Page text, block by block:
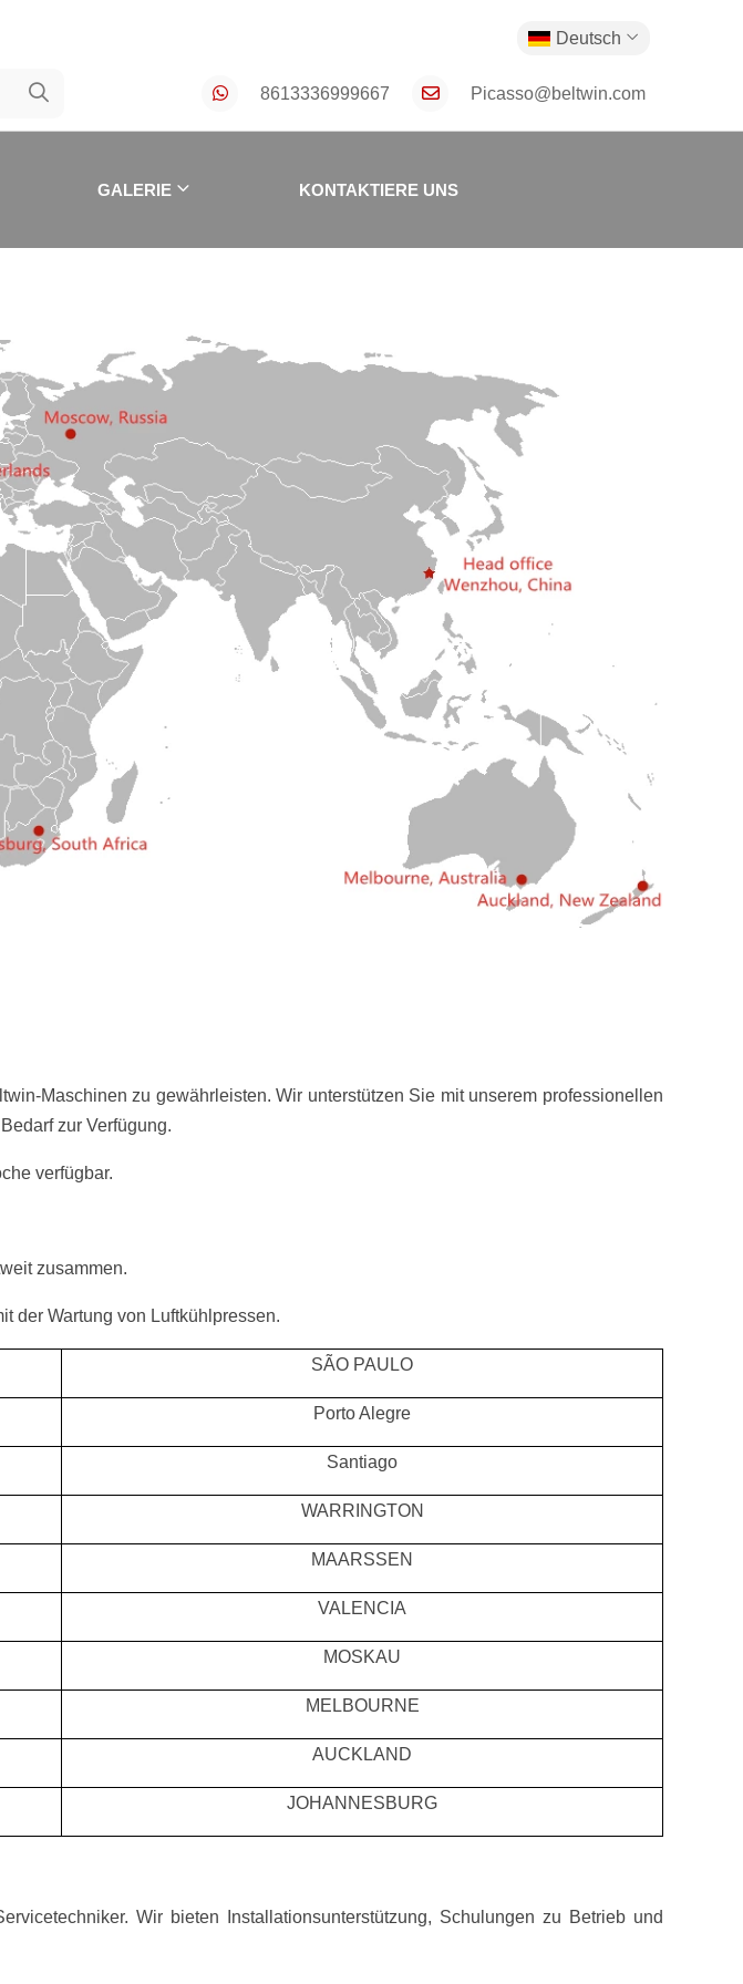
Deutsch
8613336999667 Picasso@beltwin.com
GALERIE KONTAKTIERE UNS
Maschinen zu gewährleisten. Wir unterstützen Sie mit unserem professionellen
zur Verfügung.
verfügbar.
zusammen.
der Wartung von Luftkühlpressen.
SÃO PAULO
Porto Alegre
Santiago
WARRINGTON
MAARSSEN
VALENCIA
MOSKAU
MELBOURNE
AUCKLAND
JOHANNESBURG
Wir bieten Installationsunterstützung, Schulungen zu Betrieb und